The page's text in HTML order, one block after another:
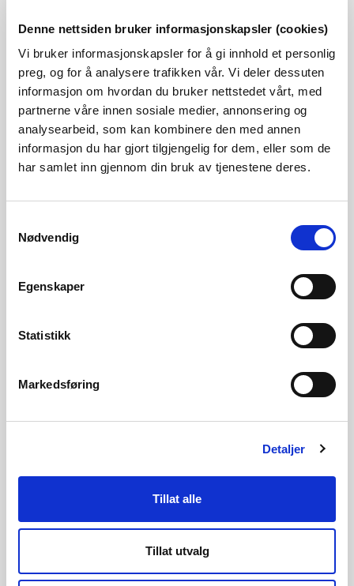
Denne nettsiden bruker informasjonskapsler (cookies)
Vi bruker informasjonskapsler for å gi innhold et personlig
preg, og for å analysere trafikken vår. Vi deler dessuten
informasjon om hvordan du bruker nettstedet vårt, med
partnerne våre innen sosiale medier, annonsering og
analysearbeid, som kan kombinere den med annen
informasjon du har gjort tilgjengelig for dem, eller som de
har samlet inn gjennom din bruk av tjenestene deres.
Nødvendig
Egenskaper
Statistikk
Markedsføring
Detaljer
Tillat alle
Tillat utvalg
–I 2024 har vi gjennomført kontroll med slipp av
minstevannføring på småkraftverk i drift. Vi har
gjennomført fysiske kontrollmålinger ute i elva, og hentet
inn data om slipp av minstevannføring på fem
småkraftverk. Vi fant ingen brudd på kravene i de fysiske
kontrollene, men derimot noen mulige avvik i
fra allmennheten. Disse følges stort sett opp med
innmeldingsløsning for tips på sine nettsider, som gjør det
Regelbrudd følges opp med reaksjoner
Dersom det blir oppdaget brudd på regelverket, kan NVE
følge opp med reaksjoner som vedtak om retting,
tillatelse gitt av NVE. NVE kan også anmelde brudd på